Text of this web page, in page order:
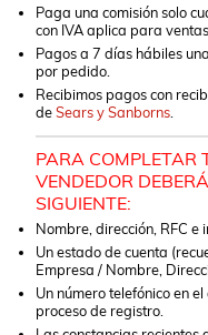
Paga una comisión solo
con IVA aplica para
Pagos a 7 días hábiles
por pedido.
Recibimos pagos con
deSears y Sanborns
PARA COMPLETAR
VENDEDOR
SIGUIENTE:
Nombre, dirección, RFC e
Un estado de cuenta
Empresa / Nombre,
Un número telefónico en
proceso de registro.